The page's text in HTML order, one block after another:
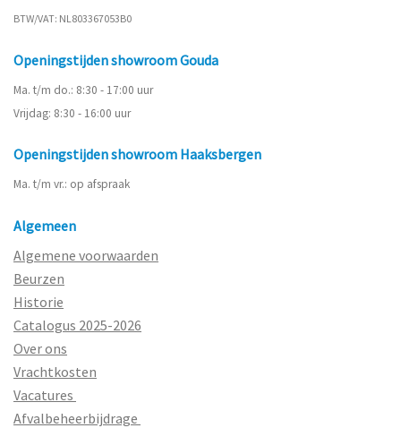
BTW/VAT: NL803367053B0
Openingstijden showroom Gouda
Ma. t/m do.: 8:30 - 17:00 uur
Vrijdag: 8:30 - 16:00 uur
Openingstijden showroom Haaksbergen
Ma. t/m vr.: op afspraak
Algemeen
Algemene voorwaarden
Beurzen
Historie
Catalogus 2025-2026
Over ons
Vrachtkosten
Vacatures
Afvalbeheerbijdrage